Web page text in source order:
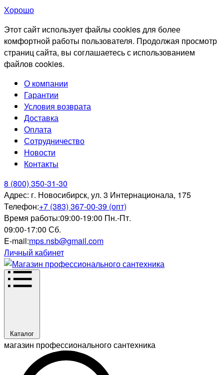
Хорошо
Этот сайт использует файлы cookies для более
комфортной работы пользователя. Продолжая просмотр
страниц сайта, вы соглашаетесь с использованием
файлов cookies.
О компании
Гарантии
Условия возврата
Доставка
Оплата
Сотрудничество
Новости
Контакты
8 (800) 350-31-30
Адрес: г. Новосибирск, ул. 3 Интернационала, 175
Телефон:+7 (383) 367-00-39 (опт)
Время работы:09:00-19:00 Пн.-Пт.
09:00-17:00 Сб.
E-mail:mps.nsb@gmail.com
Личный кабинет
Каталог
магазин профессионального сантехника